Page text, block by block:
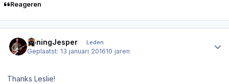
Reageren
KoningJesper Leden
Geplaatst:13 januari 201610 jaren
Thanks Leslie!